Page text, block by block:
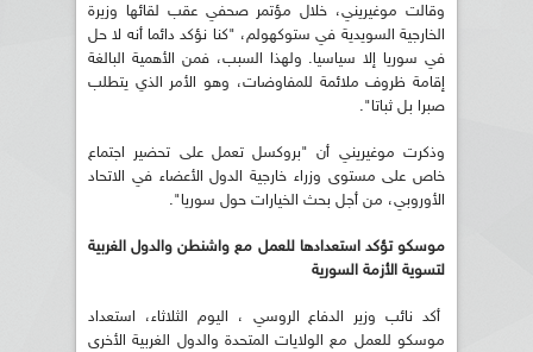
وقالت موغيريني، خلال مؤتمر صحفي عقب لقائها وزيرة
الخارجية السويدية في ستوكهولم، "كنا نؤكد دائما أنه لا حل
في سوريا إلا سياسيا. ولهذا السبب، فمن الأهمية البالغة
إقامة ظروف ملائمة للمفاوضات، وهو الأمر الذي يتطلب
صبرا بل ثباتا".
وذكرت موغيريني أن "بروكسل تعمل على تحضير اجتماع
خاص على مستوى وزراء خارجية الدول الأعضاء في الاتحاد
الأوروبي، من أجل بحث الخيارات حول سوريا".
موسكو تؤكد استعدادها للعمل مع واشنطن والدول الغربية
لتسوية الأزمة السورية
أكد نائب وزير الدفاع الروسي ، اليوم الثلاثاء، استعداد
موسكو للعمل مع الولايات المتحدة والدول الغربية الأخرى